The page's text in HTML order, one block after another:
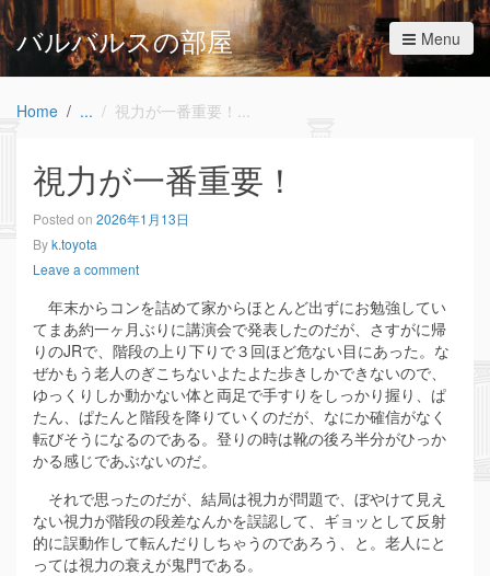
バルバルスの部屋 Menu
Home 視力が一番重要！
視力が一番重要！
Posted on 2026年1月13日
Byk.toyota
Leave a comment
年末からコンを詰めて家からほとんど出ずにお勉強してい
てまあ約一ヶ月ぶりに講演会で発表したのだが、さすがに帰
りのJRで、階段の上り下りで３回ほど危ない目にあった。な
ぜかもう老人のぎこちないよたよた歩きしかできないので、
ゆっくりしか動かない体と両足で手すりをしっかり握り、ぱ
たん、ぱたんと階段を降りていくのだが、なにか確信がなく
転びそうになるのである。登りの時は靴の後ろ半分がひっか
かる感じであぶないのだ。
それで思ったのだが、結局は視力が問題で、ぼやけて見え
ない視力が階段の段差なんかを誤認して、ギョッとして反射
的に誤動作して転んだりしちゃうのであろう、と。老人にと
っては視力の衰えが鬼門である。